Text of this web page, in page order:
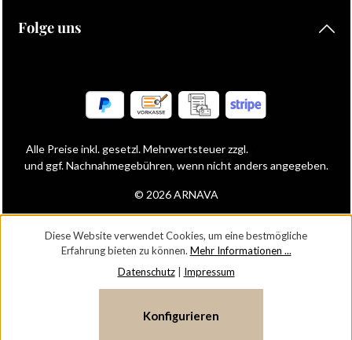
Folge uns
© 2026 ARNAVA
Alle Preise inkl. gesetzl. Mehrwertsteuer zzgl.
und ggf. Nachnahmegebühren, wenn nicht anders angegeben.
Diese Website verwendet Cookies, um eine bestmögliche
Erfahrung bieten zu können. Mehr Informationen ...
Datenschutz| Impressum
Konfigurieren